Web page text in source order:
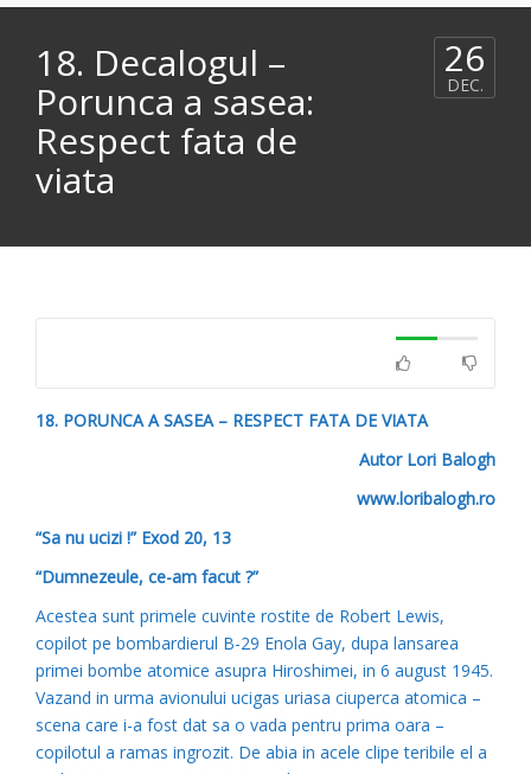
18. Decalogul –
Porunca a sasea:
Respect fata de
viata
26
DEC.
18. PORUNCA A SASEA – RESPECT FATA DE VIATA
Autor Lori Balogh
www.loribalogh.ro
“Sa nu ucizi !” Exod 20, 13
“Dumnezeule, ce-am facut ?”
Acestea sunt primele cuvinte rostite de Robert Lewis,
copilot pe bombardierul B-29 Enola Gay, dupa lansarea
primei bombe atomice asupra Hiroshimei, in 6 august 1945.
Vazand in urma avionului ucigas uriasa ciuperca atomica –
scena care i-a fost dat sa o vada pentru prima oara –
copilotul a ramas ingrozit. De abia in acele clipe teribile el a